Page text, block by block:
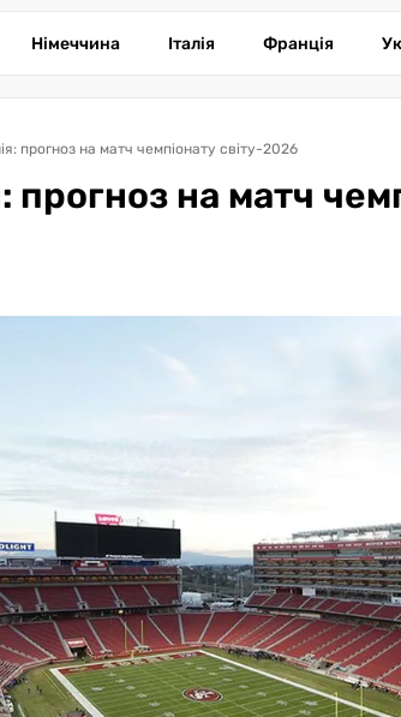
Німеччина Італія Франція
прогноз на матч чемпіонату світу-2026
прогноз на матч